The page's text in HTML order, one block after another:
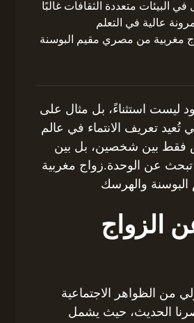
في البيئات متعددة الثقافات غالبًا
عالية في التعلم
مغربية من مصري مقيم البوسنة
ليست استثناءً، بل مثال على
تُعيد تعريف الانتماء في عالم
فقط بين شخصين، بل بين
عن الوحدة.زواج مغربية
والهرسك
الزواج
من الظواهر الاجتماعية
الحديث، حيث يشمل